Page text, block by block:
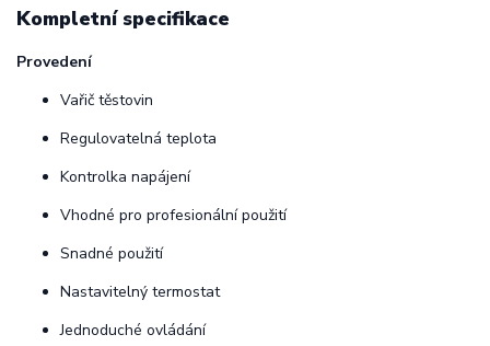
Kompletní specifikace
Provedení
Vařič těstovin
Regulovatelná teplota
Kontrolka napájení
Vhodné pro profesionální použití
Snadné použití
Nastavitelný termostat
Jednoduché ovládání